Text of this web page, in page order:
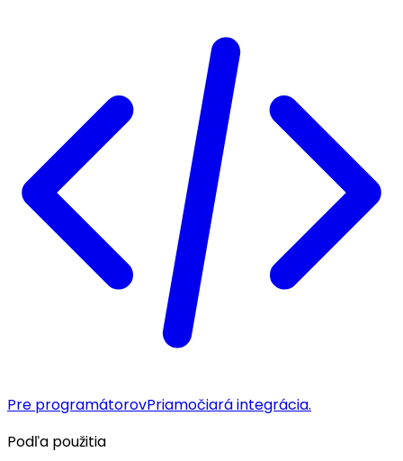
Pre programátorovPriamočiará integrácia.
Podľa použitia